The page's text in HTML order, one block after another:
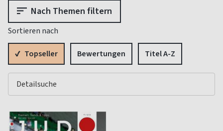
Nach Themen filtern
Sortieren nach
Topseller Bewertungen Titel A-Z